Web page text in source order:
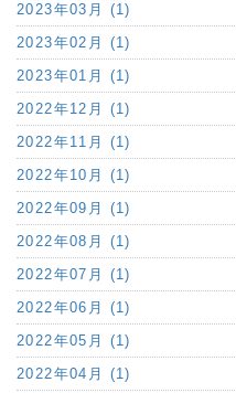
2023年03月 (1)
2023年02月 (1)
2023年01月 (1)
2022年12月 (1)
2022年11月 (1)
2022年10月 (1)
2022年09月 (1)
2022年08月 (1)
2022年07月 (1)
2022年06月 (1)
2022年05月 (1)
2022年04月 (1)